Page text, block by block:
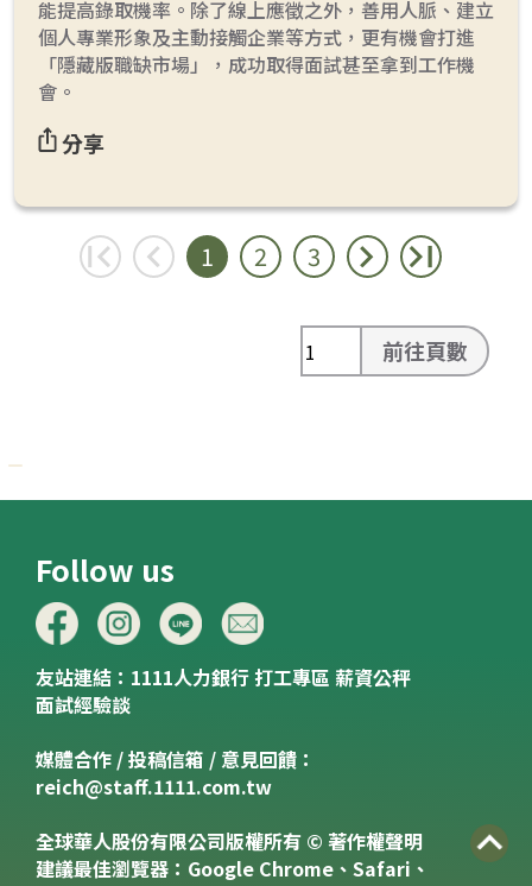
能提高錄取機率。除了線上應徵之外，善用人脈、建立
個人專業形象及主動接觸企業等方式，更有機會打進
「隱藏版職缺市場」，成功取得面試甚至拿到工作機
會。
分享
1 2 3
前往頁數
Follow us
友站連結： 1111人力銀行打工專區 薪資公秤
面試經驗談
媒體合作 / 投稿信箱 / 意見回饋：
reich@staff.1111.com.tw
全球華人股份有限公司版權所有 © 著作權聲明
建議最佳瀏覽器：Google Chrome、Safari、